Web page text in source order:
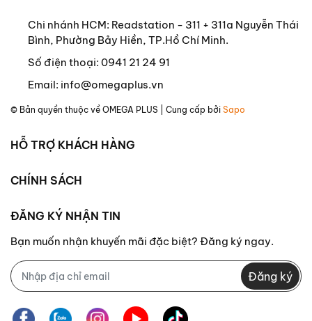
Chi nhánh HCM: Readstation - 311 + 311a Nguyễn Thái
Bình, Phường Bảy Hiền, TP.Hồ Chí Minh.
Số điện thoại: 0941 21 24 91
Email: info@omegaplus.vn
© Bản quyền thuộc về OMEGA PLUS | Cung cấp bởi Sapo
HỖ TRỢ KHÁCH HÀNG
CHÍNH SÁCH
ĐĂNG KÝ NHẬN TIN
Bạn muốn nhận khuyến mãi đặc biệt? Đăng ký ngay.
Đăng ký